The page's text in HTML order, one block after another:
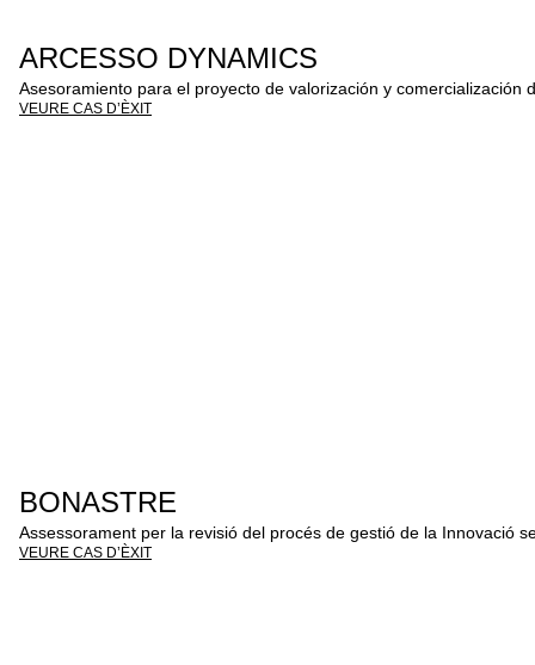
ARCESSO DYNAMICS
Asesoramiento para el proyecto de valorización y comercialización
VEURE CAS D’ÈXIT
BONASTRE
Assessorament per la revisió del procés de gestió de la Innovació
VEURE CAS D’ÈXIT